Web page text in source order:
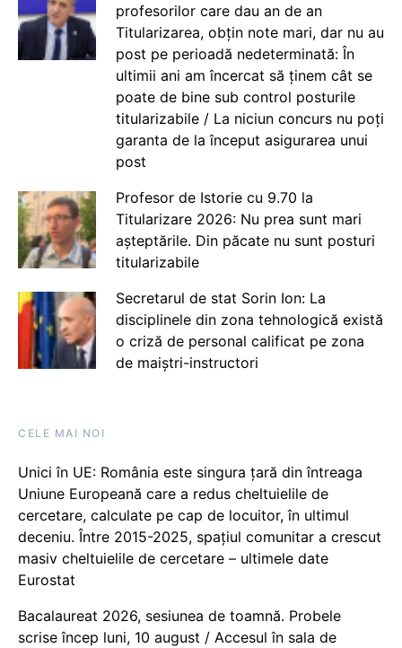
profesorilor care dau an de an
Titularizarea, obțin note mari, dar nu au
post pe perioadă nedeterminată: În
ultimii ani am încercat să ținem cât se
poate de bine sub control posturile
titularizabile / La niciun concurs nu poți
garanta de la început asigurarea unui
post
Profesor de Istorie cu 9.70 la
Titularizare 2026: Nu prea sunt mari
așteptările. Din păcate nu sunt posturi
titularizabile
Secretarul de stat Sorin Ion: La
disciplinele din zona tehnologică există
o criză de personal calificat pe zona
de maiștri-instructori
CELE MAI NOI
Unici în UE: România este singura țară din întreaga
Uniune Europeană care a redus cheltuielile de
cercetare, calculate pe cap de locuitor, în ultimul
deceniu. Între 2015-2025, spațiul comunitar a crescut
masiv cheltuielile de cercetare – ultimele date
Eurostat
Bacalaureat 2026, sesiunea de toamnă. Probele
scrise încep luni, 10 august / Accesul în sala de